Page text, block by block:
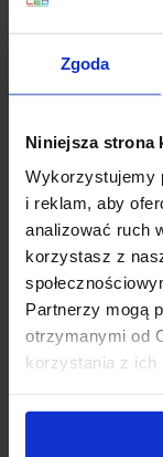
Zgoda
Niniejsza strona
Wykorzystujemy
i reklam, aby
analizować ruch
korzystasz z
Partnerzy mogą
otrzymanymi od
korzystania z ich
AQFORM HYPER
zoom LED track
3F
1 547,34 zł
Zobacz